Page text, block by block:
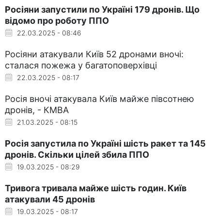
Росіяни запустили по Україні 179 дронів. Що
відомо про роботу ППО
22.03.2025 - 08:46
Росіяни атакували Київ 52 дронами вночі:
сталася пожежа у багатоповерхівці
22.03.2025 - 08:17
Росія вночі атакувала Київ майже півсотнею
дронів, - КМВА
21.03.2025 - 08:15
Росія запустила по Україні шість ракет та 145
дронів. Скільки цілей збила ППО
19.03.2025 - 08:29
Тривога тривала майже шість годин. Київ
атакували 45 дронів
19.03.2025 - 08:17